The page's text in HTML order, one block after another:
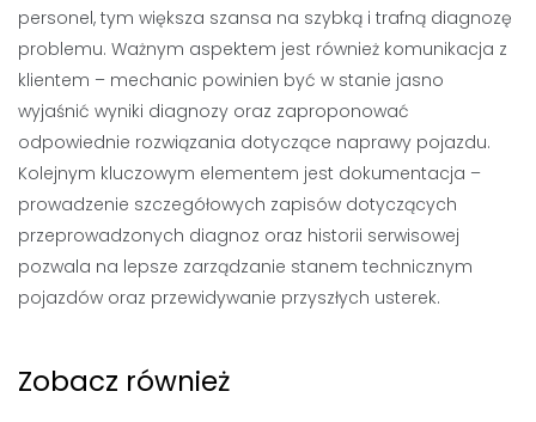
personel, tym większa szansa na szybką i trafną diagnozę
problemu. Ważnym aspektem jest również komunikacja z
klientem – mechanic powinien być w stanie jasno
wyjaśnić wyniki diagnozy oraz zaproponować
odpowiednie rozwiązania dotyczące naprawy pojazdu.
Kolejnym kluczowym elementem jest dokumentacja –
prowadzenie szczegółowych zapisów dotyczących
przeprowadzonych diagnoz oraz historii serwisowej
pozwala na lepsze zarządzanie stanem technicznym
pojazdów oraz przewidywanie przyszłych usterek.
Zobacz również